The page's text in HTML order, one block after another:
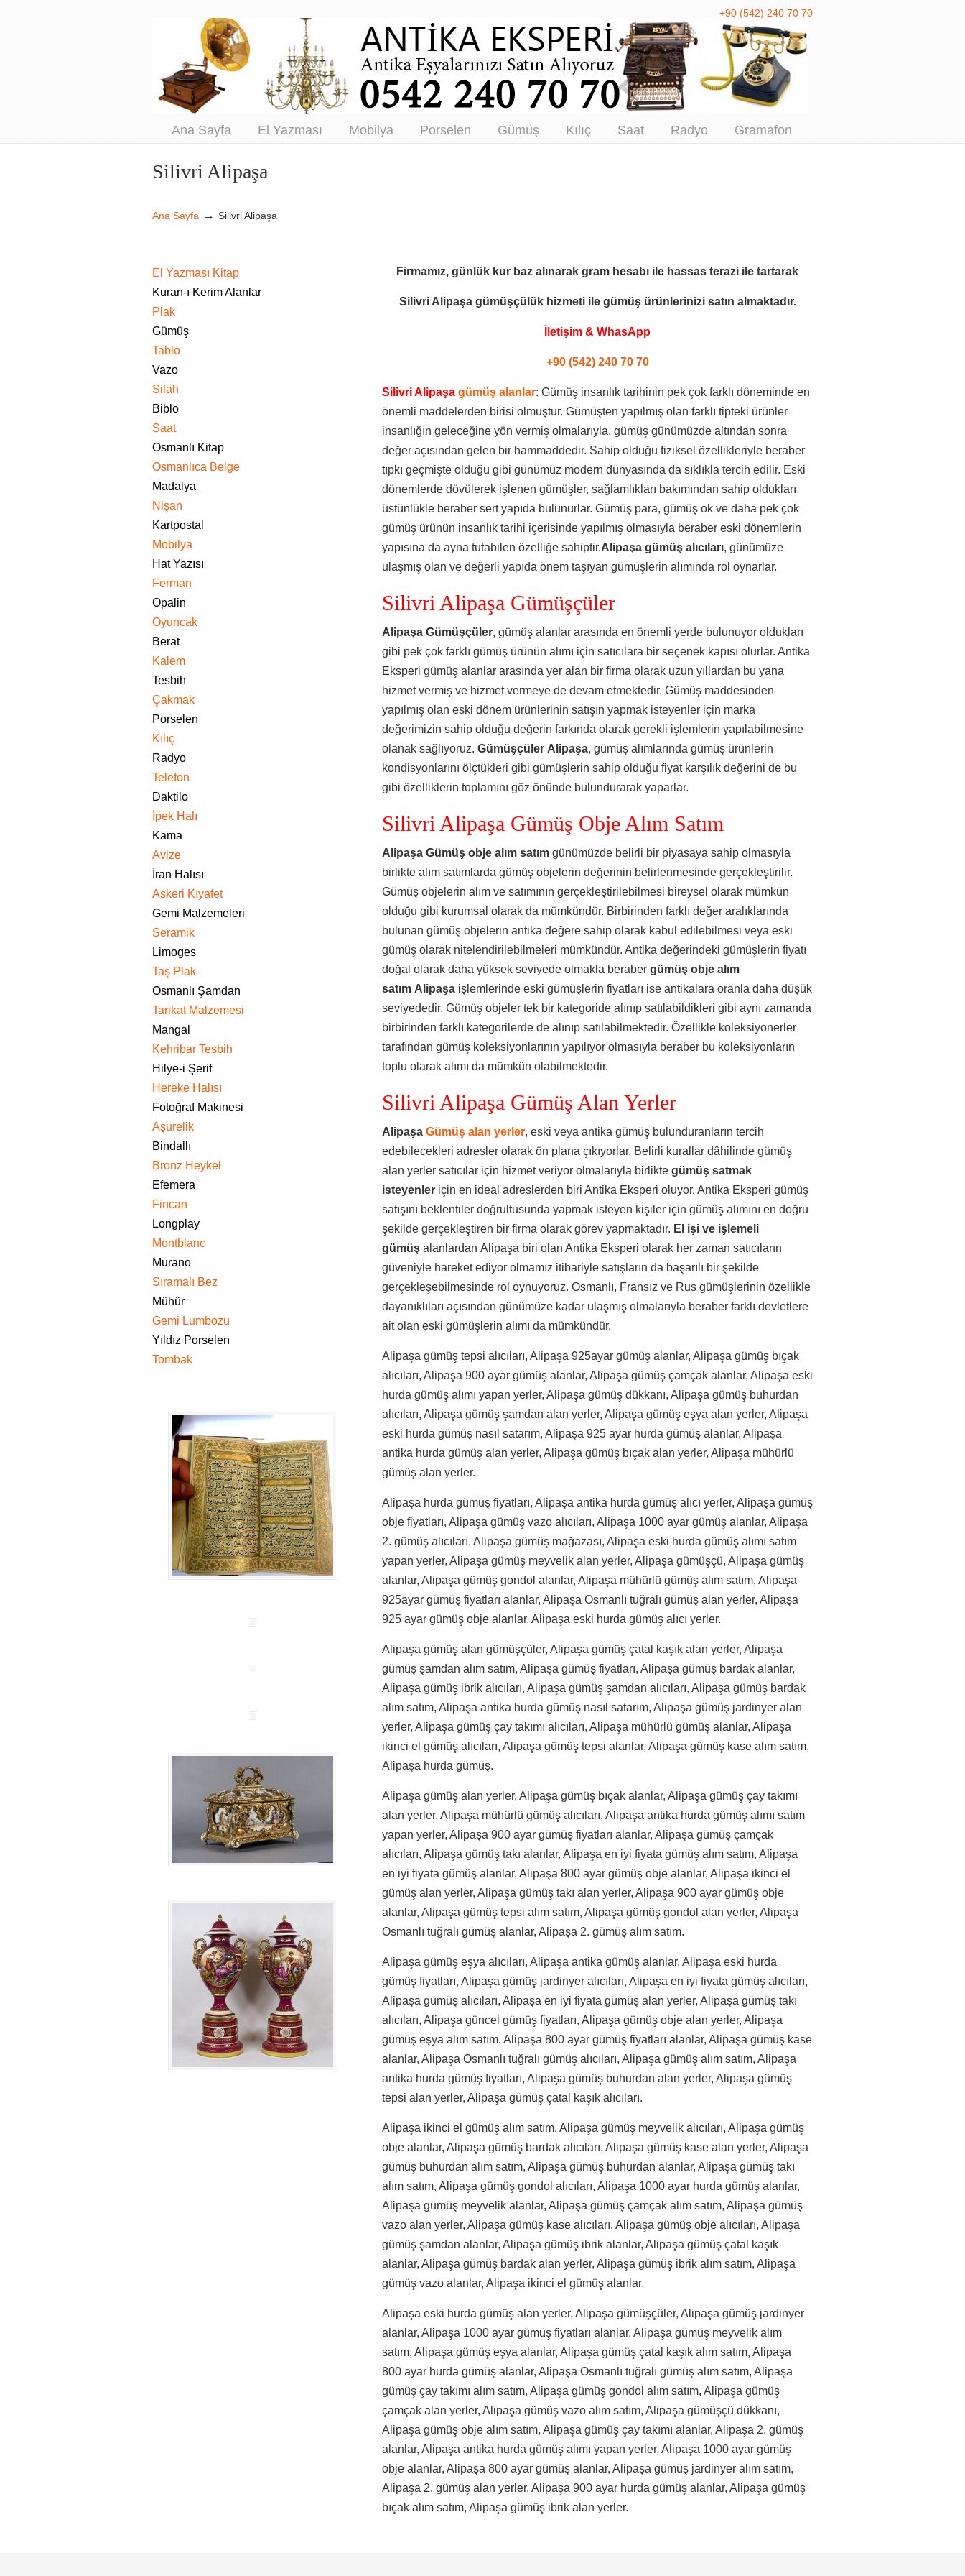
Antikacı – Antika Eşya Alanlar – Antika Alım
Satım
+90 (542) 240 70 70
Ana Sayfa El Yazması Mobilya Porselen Gümüş Kılıç Saat Radyo Gramafon
Navigation
Silivri Alipaşa
Ana Sayfa → Silivri Alipaşa
Firmamız, günlük kur baz alınarak gram hesabı ile hassas terazi ile tartarak
Silivri Alipaşa gümüşçülük hizmeti ile gümüş ürünlerinizi satın almaktadır.
İletişim & WhasApp
+90 (542) 240 70 70
Silivri Alipaşa gümüş alanlar: Gümüş insanlık tarihinin pek çok farklı döneminde en
önemli maddelerden birisi olmuştur. Gümüşten yapılmış olan farklı tipteki ürünler
insanlığın geleceğine yön vermiş olmalarıyla, gümüş günümüzde altından sonra
değer açısından gelen bir hammaddedir. Sahip olduğu fiziksel özellikleriyle beraber
tıpkı geçmişte olduğu gibi günümüz modern dünyasında da sıklıkla tercih edilir. Eski
dönemlerde dövülerek işlenen gümüşler, sağlamlıkları bakımından sahip oldukları
üstünlükle beraber sert yapıda bulunurlar. Gümüş para, gümüş ok ve daha pek çok
gümüş ürünün insanlık tarihi içerisinde yapılmış olmasıyla beraber eski dönemlerin
yapısına da ayna tutabilen özelliğe sahiptir.Alipaşa gümüş alıcıları, günümüze
ulaşmış olan ve değerli yapıda önem taşıyan gümüşlerin alımında rol oynarlar.
Silivri Alipaşa Gümüşçüler
Alipaşa Gümüşçüler, gümüş alanlar arasında en önemli yerde bulunuyor oldukları
gibi pek çok farklı gümüş ürünün alımı için satıcılara bir seçenek kapısı olurlar. Antika
Eksperi gümüş alanlar arasında yer alan bir firma olarak uzun yıllardan bu yana
hizmet vermiş ve hizmet vermeye de devam etmektedir. Gümüş maddesinden
yapılmış olan eski dönem ürünlerinin satışın yapmak isteyenler için marka
değerimizin sahip olduğu değerin farkında olarak gerekli işlemlerin yapılabilmesine
olanak sağlıyoruz. Gümüşçüler Alipaşa, gümüş alımlarında gümüş ürünlerin
kondisyonlarını ölçtükleri gibi gümüşlerin sahip olduğu fiyat karşılık değerini de bu
gibi özelliklerin toplamını göz önünde bulundurarak yaparlar.
Silivri Alipaşa Gümüş Obje Alım Satım
Alipaşa Gümüş obje alım satım günümüzde belirli bir piyasaya sahip olmasıyla
birlikte alım satımlarda gümüş objelerin değerinin belirlenmesinde gerçekleştirilir.
Gümüş objelerin alım ve satımının gerçekleştirilebilmesi bireysel olarak mümkün
olduğu gibi kurumsal olarak da mümkündür. Birbirinden farklı değer aralıklarında
bulunan gümüş objelerin antika değere sahip olarak kabul edilebilmesi veya eski
gümüş olarak nitelendirilebilmeleri mümkündür. Antika değerindeki gümüşlerin fiyatı
doğal olarak daha yüksek seviyede olmakla beraber gümüş obje alım
satım Alipaşa işlemlerinde eski gümüşlerin fiyatları ise antikalara oranla daha düşük
seviyededir. Gümüş objeler tek bir kategoride alınıp satılabildikleri gibi aynı zamanda
birbirinden farklı kategorilerde de alınıp satılabilmektedir. Özellikle koleksiyonerler
tarafından gümüş koleksiyonlarının yapılıyor olmasıyla beraber bu koleksiyonların
toplu olarak alımı da mümkün olabilmektedir.
Silivri Alipaşa Gümüş Alan Yerler
Alipaşa Gümüş alan yerler, eski veya antika gümüş bulunduranların tercih
edebilecekleri adresler olarak ön plana çıkıyorlar. Belirli kurallar dâhilinde gümüş
alan yerler satıcılar için hizmet veriyor olmalarıyla birlikte gümüş satmak
isteyenler için en ideal adreslerden biri Antika Eksperi oluyor. Antika Eksperi gümüş
satışını beklentiler doğrultusunda yapmak isteyen kişiler için gümüş alımını en doğru
şekilde gerçekleştiren bir firma olarak görev yapmaktadır. El işi ve işlemeli
gümüş alanlardan Alipaşa biri olan Antika Eksperi olarak her zaman satıcıların
güveniyle hareket ediyor olmamız itibariyle satışların da başarılı bir şekilde
gerçekleşebilmesinde rol oynuyoruz. Osmanlı, Fransız ve Rus gümüşlerinin özellikle
dayanıklıları açısından günümüze kadar ulaşmış olmalarıyla beraber farklı devletlere
ait olan eski gümüşlerin alımı da mümkündür.
Alipaşa gümüş tepsi alıcıları, Alipaşa 925ayar gümüş alanlar, Alipaşa gümüş bıçak
alıcıları, Alipaşa 900 ayar gümüş alanlar, Alipaşa gümüş çamçak alanlar, Alipaşa eski
hurda gümüş alımı yapan yerler, Alipaşa gümüş dükkanı, Alipaşa gümüş buhurdan
alıcıları, Alipaşa gümüş şamdan alan yerler, Alipaşa gümüş eşya alan yerler, Alipaşa
eski hurda gümüş nasıl satarım, Alipaşa 925 ayar hurda gümüş alanlar, Alipaşa
antika hurda gümüş alan yerler, Alipaşa gümüş bıçak alan yerler, Alipaşa mühürlü
gümüş alan yerler.
Alipaşa hurda gümüş fiyatları, Alipaşa antika hurda gümüş alıcı yerler, Alipaşa gümüş
obje fiyatları, Alipaşa gümüş vazo alıcıları, Alipaşa 1000 ayar gümüş alanlar, Alipaşa
2. gümüş alıcıları, Alipaşa gümüş mağazası, Alipaşa eski hurda gümüş alımı satım
yapan yerler, Alipaşa gümüş meyvelik alan yerler, Alipaşa gümüşçü, Alipaşa gümüş
alanlar, Alipaşa gümüş gondol alanlar, Alipaşa mühürlü gümüş alım satım, Alipaşa
925ayar gümüş fiyatları alanlar, Alipaşa Osmanlı tuğralı gümüş alan yerler, Alipaşa
925 ayar gümüş obje alanlar, Alipaşa eski hurda gümüş alıcı yerler.
Alipaşa gümüş alan gümüşçüler, Alipaşa gümüş çatal kaşık alan yerler, Alipaşa
gümüş şamdan alım satım, Alipaşa gümüş fiyatları, Alipaşa gümüş bardak alanlar,
Alipaşa gümüş ibrik alıcıları, Alipaşa gümüş şamdan alıcıları, Alipaşa gümüş bardak
alım satım, Alipaşa antika hurda gümüş nasıl satarım, Alipaşa gümüş jardinyer alan
yerler, Alipaşa gümüş çay takımı alıcıları, Alipaşa mühürlü gümüş alanlar, Alipaşa
ikinci el gümüş alıcıları, Alipaşa gümüş tepsi alanlar, Alipaşa gümüş kase alım satım,
Alipaşa hurda gümüş.
Alipaşa gümüş alan yerler, Alipaşa gümüş bıçak alanlar, Alipaşa gümüş çay takımı
alan yerler, Alipaşa mühürlü gümüş alıcıları, Alipaşa antika hurda gümüş alımı satım
yapan yerler, Alipaşa 900 ayar gümüş fiyatları alanlar, Alipaşa gümüş çamçak
alıcıları, Alipaşa gümüş takı alanlar, Alipaşa en iyi fiyata gümüş alım satım, Alipaşa
en iyi fiyata gümüş alanlar, Alipaşa 800 ayar gümüş obje alanlar, Alipaşa ikinci el
gümüş alan yerler, Alipaşa gümüş takı alan yerler, Alipaşa 900 ayar gümüş obje
alanlar, Alipaşa gümüş tepsi alım satım, Alipaşa gümüş gondol alan yerler, Alipaşa
Osmanlı tuğralı gümüş alanlar, Alipaşa 2. gümüş alım satım.
Alipaşa gümüş eşya alıcıları, Alipaşa antika gümüş alanlar, Alipaşa eski hurda
gümüş fiyatları, Alipaşa gümüş jardinyer alıcıları, Alipaşa en iyi fiyata gümüş alıcıları,
Alipaşa gümüş alıcıları, Alipaşa en iyi fiyata gümüş alan yerler, Alipaşa gümüş takı
alıcıları, Alipaşa güncel gümüş fiyatları, Alipaşa gümüş obje alan yerler, Alipaşa
gümüş eşya alım satım, Alipaşa 800 ayar gümüş fiyatları alanlar, Alipaşa gümüş kase
alanlar, Alipaşa Osmanlı tuğralı gümüş alıcıları, Alipaşa gümüş alım satım, Alipaşa
antika hurda gümüş fiyatları, Alipaşa gümüş buhurdan alan yerler, Alipaşa gümüş
tepsi alan yerler, Alipaşa gümüş çatal kaşık alıcıları.
Alipaşa ikinci el gümüş alım satım, Alipaşa gümüş meyvelik alıcıları, Alipaşa gümüş
obje alanlar, Alipaşa gümüş bardak alıcıları, Alipaşa gümüş kase alan yerler, Alipaşa
gümüş buhurdan alım satım, Alipaşa gümüş buhurdan alanlar, Alipaşa gümüş takı
alım satım, Alipaşa gümüş gondol alıcıları, Alipaşa 1000 ayar hurda gümüş alanlar,
Alipaşa gümüş meyvelik alanlar, Alipaşa gümüş çamçak alım satım, Alipaşa gümüş
vazo alan yerler, Alipaşa gümüş kase alıcıları, Alipaşa gümüş obje alıcıları, Alipaşa
gümüş şamdan alanlar, Alipaşa gümüş ibrik alanlar, Alipaşa gümüş çatal kaşık
alanlar, Alipaşa gümüş bardak alan yerler, Alipaşa gümüş ibrik alım satım, Alipaşa
gümüş vazo alanlar, Alipaşa ikinci el gümüş alanlar.
Alipaşa eski hurda gümüş alan yerler, Alipaşa gümüşçüler, Alipaşa gümüş jardinyer
alanlar, Alipaşa 1000 ayar gümüş fiyatları alanlar, Alipaşa gümüş meyvelik alım
satım, Alipaşa gümüş eşya alanlar, Alipaşa gümüş çatal kaşık alım satım, Alipaşa
800 ayar hurda gümüş alanlar, Alipaşa Osmanlı tuğralı gümüş alım satım, Alipaşa
gümüş çay takımı alım satım, Alipaşa gümüş gondol alım satım, Alipaşa gümüş
çamçak alan yerler, Alipaşa gümüş vazo alım satım, Alipaşa gümüşçü dükkanı,
Alipaşa gümüş obje alım satım, Alipaşa gümüş çay takımı alanlar, Alipaşa 2. gümüş
alanlar, Alipaşa antika hurda gümüş alımı yapan yerler, Alipaşa 1000 ayar gümüş
obje alanlar, Alipaşa 800 ayar gümüş alanlar, Alipaşa gümüş jardinyer alım satım,
Alipaşa 2. gümüş alan yerler, Alipaşa 900 ayar hurda gümüş alanlar, Alipaşa gümüş
bıçak alım satım, Alipaşa gümüş ibrik alan yerler.
El Yazması Kitap
Kuran-ı Kerim Alanlar
Plak
Gümüş
Tablo
Vazo
Silah
Biblo
Saat
Osmanlı Kitap
Osmanlıca Belge
Madalya
Nişan
Kartpostal
Mobilya
Hat Yazısı
Ferman
Opalin
Oyuncak
Berat
Kalem
Tesbih
Çakmak
Porselen
Kılıç
Radyo
Telefon
Daktilo
İpek Halı
Kama
Avize
İran Halısı
Askeri Kıyafet
Gemi Malzemeleri
Seramik
Limoges
Taş Plak
Osmanlı Şamdan
Tarikat Malzemesi
Mangal
Kehribar Tesbih
Hilye-i Şerif
Hereke Halısı
Fotoğraf Makinesi
Aşurelik
Bindallı
Bronz Heykel
Efemera
Fincan
Longplay
Montblanc
Murano
Sıramalı Bez
Mühür
Gemi Lumbozu
Yıldız Porselen
Tombak